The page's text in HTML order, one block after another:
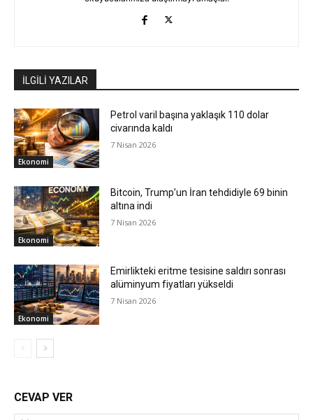
İLGİLİ YAZILAR
Ekonomi
Petrol varil başına yaklaşık 110 dolar
civarında kaldı
7 Nisan 2026
Ekonomi
Bitcoin, Trump’un İran tehdidiyle 69 binin
altına indi
7 Nisan 2026
Ekonomi
Emirlikteki eritme tesisine saldırı sonrası
alüminyum fiyatları yükseldi
7 Nisan 2026
CEVAP VER